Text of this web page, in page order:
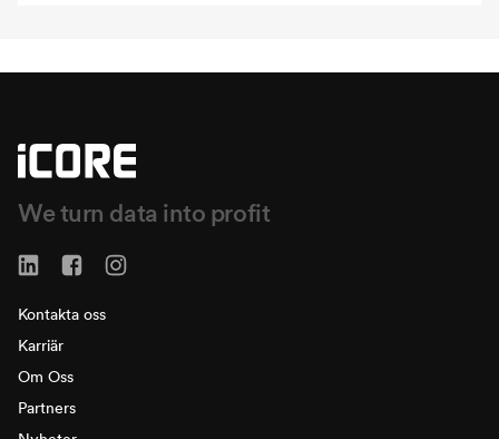
We turn data into profit
Kontakta oss
Karriär
Om Oss
Partners